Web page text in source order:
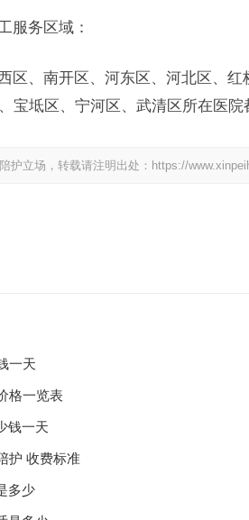
务区域：
、南开区、河东区、河北区、红
宝坻区、宁河区、武清区所在医院
护立场，转载请注明出处：https://
一天
格一览表
钱一天
护 收费标准
多少